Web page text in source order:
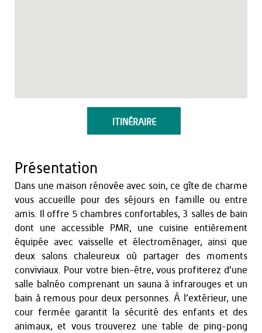
ITINÉRAIRE
Présentation
Dans une maison rénovée avec soin, ce gîte de charme
vous accueille pour des séjours en famille ou entre
amis. Il offre 5 chambres confortables, 3 salles de bain
dont une accessible PMR, une cuisine entièrement
équipée avec vaisselle et électroménager, ainsi que
deux salons chaleureux où partager des moments
conviviaux. Pour votre bien-être, vous profiterez d’une
salle balnéo comprenant un sauna à infrarouges et un
bain à remous pour deux personnes. À l’extérieur, une
cour fermée garantit la sécurité des enfants et des
animaux, et vous trouverez une table de ping-pong